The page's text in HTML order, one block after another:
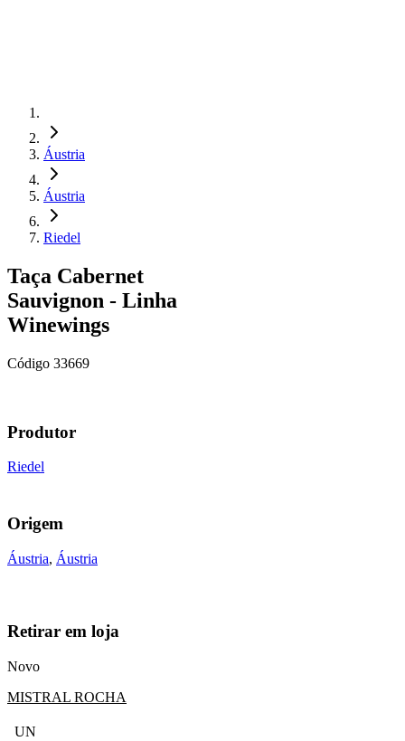
Áustria
Áustria
Riedel
Taça Cabernet
Sauvignon - Linha
Winewings
Código 33669
Produtor
Riedel
Origem
Áustria, Áustria
Retirar em loja
Novo
MISTRAL ROCHA
UN